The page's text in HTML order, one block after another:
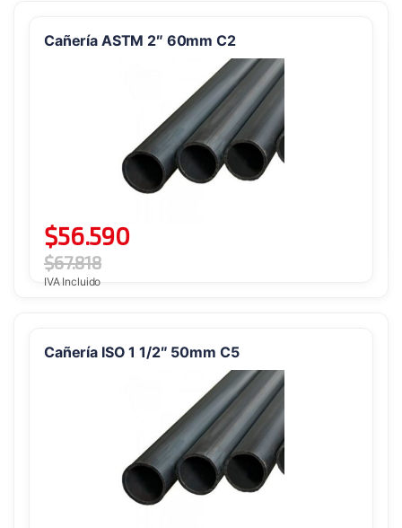
Cañería ASTM 2″ 60mm C2
$56.590
$67.818
IVA Incluido
Cañería ISO 1 1/2″ 50mm C5